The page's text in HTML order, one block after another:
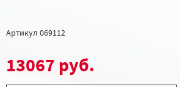
Артикул 069112
13067 руб.